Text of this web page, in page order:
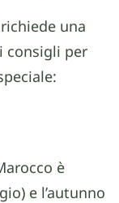
una
consigli per
è
e l’autunno